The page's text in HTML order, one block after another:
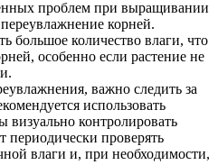
проблем при выращивании
корней.
большое количество влаги, что
особенно если растение не
важно следить за
использовать
визуально контролировать
периодически проверять
влаги и, при необходимости,